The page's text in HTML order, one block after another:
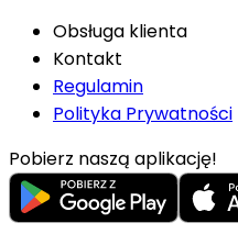
Obsługa klienta
Kontakt
Regulamin
Polityka Prywatności
Pobierz naszą aplikację!